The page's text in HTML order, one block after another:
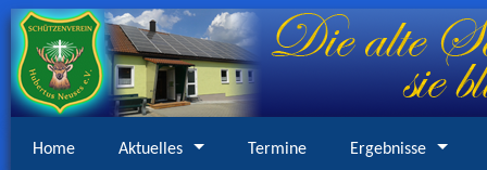
Home Aktuelles Termine Ergebnisse